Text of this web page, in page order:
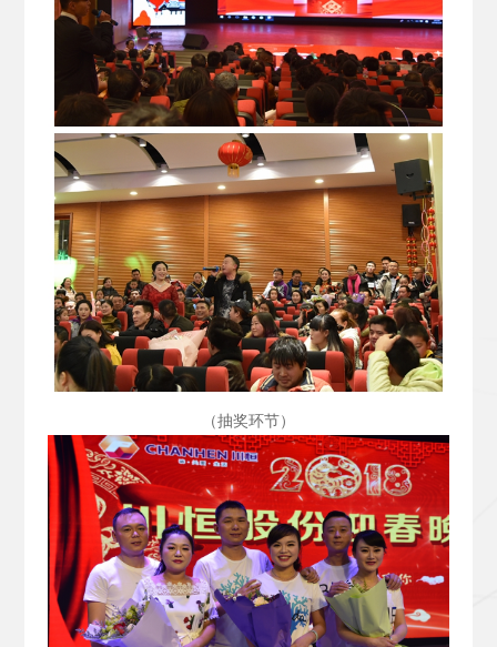
（抽奖环节）